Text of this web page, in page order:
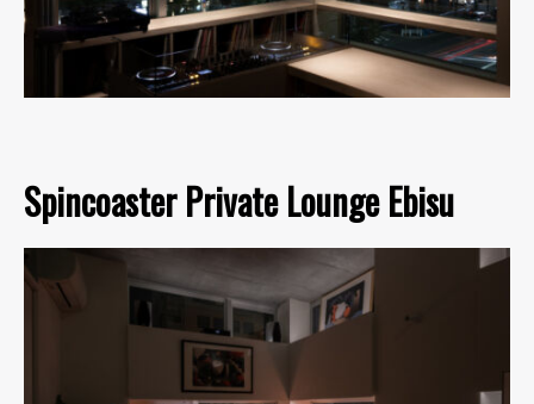
Spincoaster Private Lounge Ebisu